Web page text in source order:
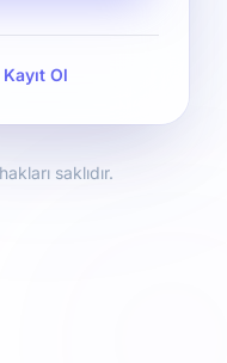
Kayıt Ol
saklıdır.